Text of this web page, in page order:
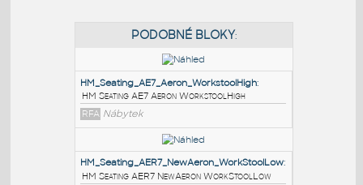
PODOBNÉ BLOKY: